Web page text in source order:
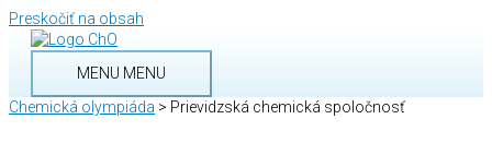
Preskočiť na obsah
MENU MENU
Chemická olympiáda > Prievidzská chemická spoločnosť